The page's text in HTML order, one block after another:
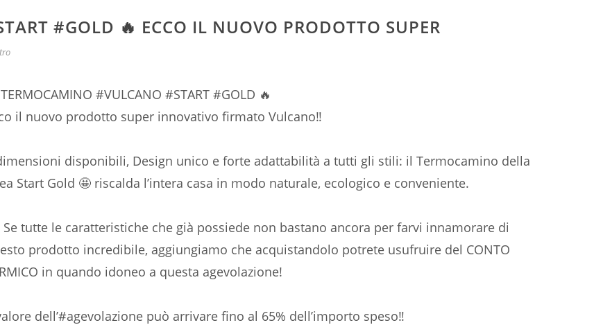
#GOLD 🔥 ECCO IL NUOVO PRODOTTO SUPER
#VULCANO #START #GOLD 🔥
il nuovo prodotto super innovativo firmato Vulcano‼
disponibili, Design unico e forte adattabilità a tutti gli stili: il Termocamino della
Start Gold 🤩 riscalda l’intera casa in modo naturale, ecologico e conveniente.
tutte le caratteristiche che già possiede non bastano ancora per farvi innamorare di
prodotto incredibile, aggiungiamo che acquistandolo potrete usufruire del CONTO
in quando idoneo a questa agevolazione!
dell’#agevolazione può arrivare fino al 65% dell’importo speso‼